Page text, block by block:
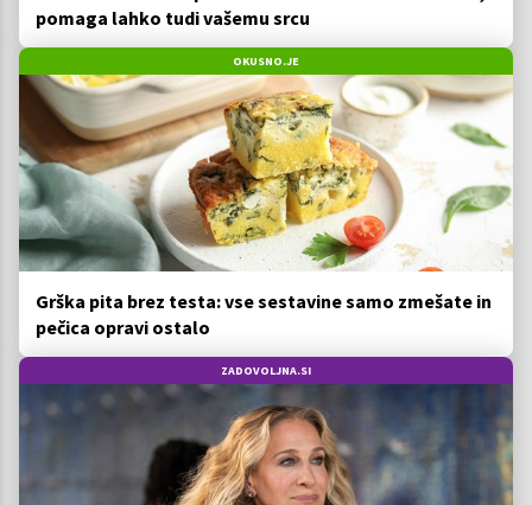
pomaga lahko tudi vašemu srcu
OKUSNO.JE
Grška pita brez testa: vse sestavine samo zmešate in
pečica opravi ostalo
ZADOVOLJNA.SI